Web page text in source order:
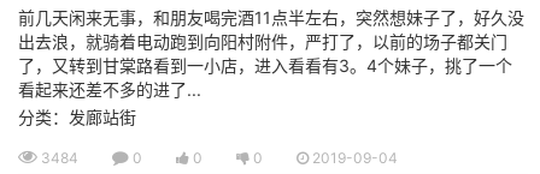
前几天闲来无事，和朋友喝完酒11点半左右，突然想妹子了，好久没
出去浪，就骑着电动跑到向阳村附件，严打了，以前的场子都关门
了，又转到甘棠路看到一小店，进入看看有3。4个妹子，挑了一个
看起来还差不多的进了...
分类：发廊站街
3484 0 0 0 2019-09-04